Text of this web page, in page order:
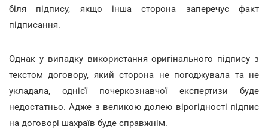
біля підпису, якщо інша сторона заперечує факт
підписання.
Однак у випадку використання оригінального підпису з
текстом договору, який сторона не погоджувала та не
укладала, однієї почеркознавчої експертизи буде
недостатньо. Адже з великою долею вірогідності підпис
на договорі шахраїв буде справжнім.